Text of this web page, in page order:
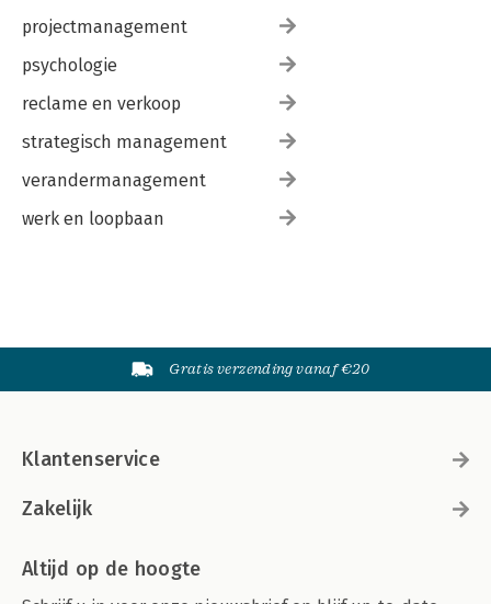
projectmanagement
psychologie
reclame en verkoop
strategisch management
verandermanagement
werk en loopbaan
Gratis verzending vanaf €20
Klantenservice
Zakelijk
Altijd op de hoogte